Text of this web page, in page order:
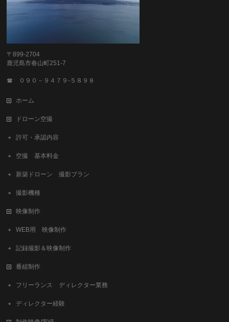
〒899-2704
鹿児島市春山町251-7
☎ ０９０－９４７９-５８９８
ホーム
ドローン空撮
許可・承認内容
空撮 基本料金
新築ドローン 撮影プラン
撮影機種
映像制作
WEB用 映像制作
記録撮影＆映像制作
番組制作
フリーランス ディレクター業務
ディレクター経験